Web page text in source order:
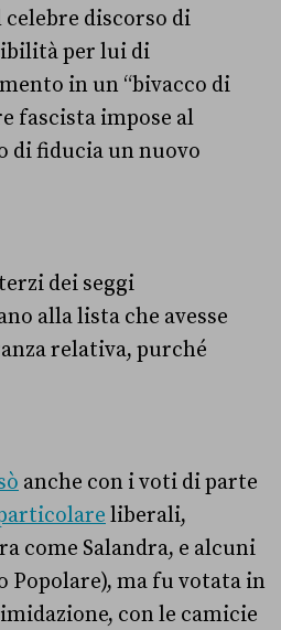
celebre discorso di
per lui di
in un “bivacco di
fascista impose al
di fiducia un nuovo
dei seggi
alla lista che avesse
relativa, purché
anche con i voti di parte
liberali,
come Salandra, e alcuni
Popolare), ma fu votata in
con le camicie